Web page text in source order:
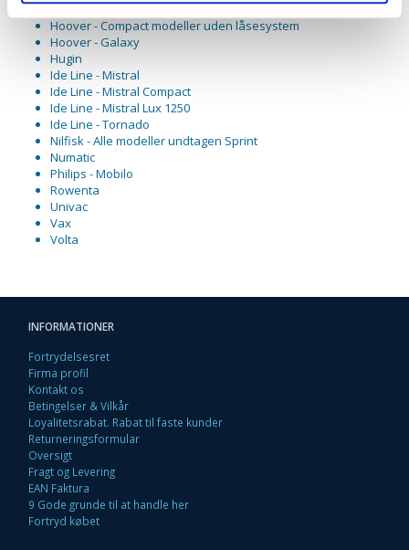
Genvex - Genvac Complete
Hoover - Compact modeller uden låsesystem
Hoover - Galaxy
Hugin
Ide Line - Mistral
Ide Line - Mistral Compact
Ide Line - Mistral Lux 1250
Ide Line - Tornado
Nilfisk - Alle modeller undtagen Sprint
Numatic
Philips - Mobilo
Rowenta
Univac
Vax
Volta
INFORMATIONER
Fortrydelsesret
Firma profil
Kontakt os
Betingelser & Vilkår
Loyalitetsrabat. Rabat til faste kunder
Returneringsformular
Oversigt
Fragt og Levering
EAN Faktura
9 Gode grunde til at handle her
Fortryd købet